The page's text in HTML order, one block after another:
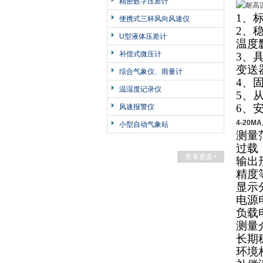
便携式三杯风向风速仪
U型液体压差计
补偿式微压计
综合气象仪、雨量计
温湿度记录仪
风速报警仪
小型自动气象站
查看更多+
1 、
2、
温度
3、
变送
4、
5、
6、
4-20MA
测量
过载
输出
精度
显示
电源
负载
测量
长期
环境